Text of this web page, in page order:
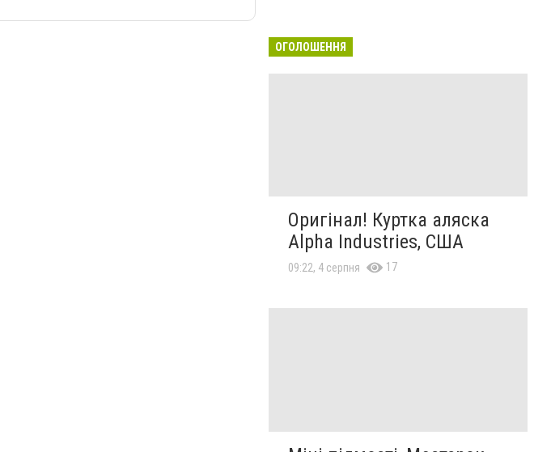
ОГОЛОШЕННЯ
Оригінал! Куртка аляска
Alpha Industries, США
09:22, 4 серпня 17